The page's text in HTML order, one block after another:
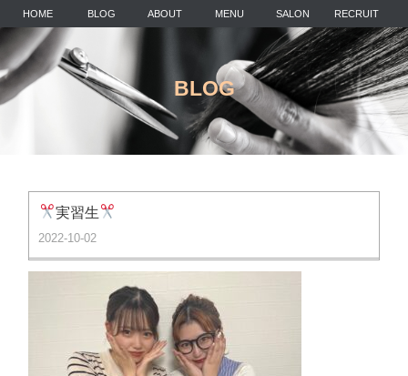
HOME BLOG ABOUT MENU SALON RECRUIT
BLOG
実習生
2022-10-02